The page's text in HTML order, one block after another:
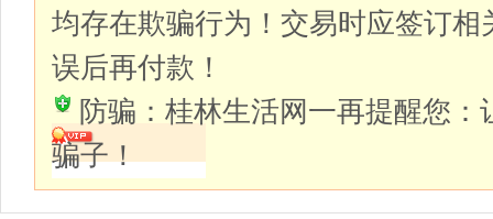
均存在欺骗行为！交易时应签订
误后再付款！
防骗：桂林生活网一再提醒您
骗子！